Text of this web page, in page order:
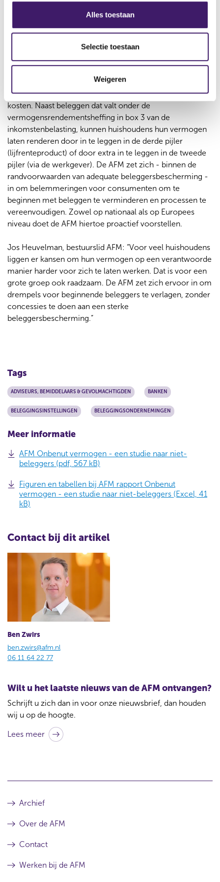
Alles toestaan
Selectie toestaan
Weigeren
De AFM streeft naar duurzaam financieel welzijn voor alle
essentieel onderdeel van. Beleggen kan op verschillende
manieren: zelfstandig, met advies of via
vermogensbeheer. Daarbij is het belangrijk dat
huishoudens alleen beleggen met geld dat zij op de lange
termijn kunnen missen, dat ze voldoende spreiden (zowel
in producten als over tijd), en zich bewust zijn van de
kosten. Naast beleggen dat valt onder de
vermogensrendementsheffing in box 3 van de
inkomstenbelasting, kunnen huishoudens hun vermogen
laten renderen door in te leggen in de derde pijler
(lijfrenteproduct) of door extra in te leggen in de tweede
pijler (via de werkgever). De AFM zet zich - binnen de
randvoorwaarden van adequate beleggersbescherming -
in om belemmeringen voor consumenten om te
beginnen met beleggen te verminderen en processen te
vereenvoudigen. Zowel op nationaal als op Europees
niveau doet de AFM hiertoe proactief voorstellen.
Jos Heuvelman, bestuurslid AFM: “Voor veel huishoudens
liggen er kansen om hun vermogen op een verantwoorde
manier harder voor zich te laten werken. Dat is voor een
grote groep ook raadzaam. De AFM zet zich ervoor in om
drempels voor beginnende beleggers te verlagen, zonder
concessies te doen aan een sterke
beleggersbescherming.”
Tags
ADVISEURS, BEMIDDELAARS & GEVOLMACHTIGDEN BANKEN
BELEGGINGSINSTELLINGEN BELEGGINGSONDERNEMINGEN
Meer informatie
AFM Onbenut vermogen - een studie naar niet-
beleggers (pdf, 567 kB)
Figuren en tabellen bij AFM rapport Onbenut
vermogen - een studie naar niet-beleggers (Excel, 41
kB)
Contact bij dit artikel
Ben Zwirs
ben.zwirs@afm.nl
06 11 64 22 77
Wilt u het laatste nieuws van de AFM ontvangen?
Schrijft u zich dan in voor onze nieuwsbrief, dan houden
wij u op de hoogte.
Lees meer
Archief
Over de AFM
Contact
Werken bij de AFM